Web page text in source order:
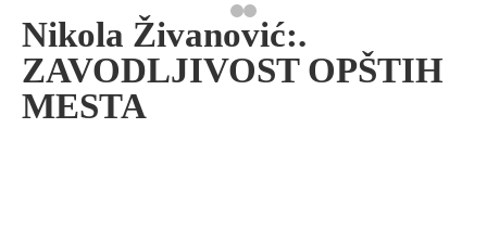
Nikola Živanović:.
ZAVODLJIVOST OPŠTIH
MESTA